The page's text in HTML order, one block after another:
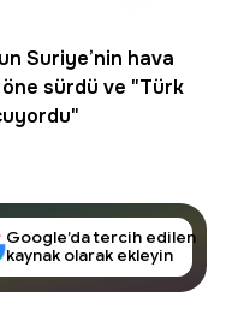
Suriye’nin hava
sürdü ve "Türk
Google’da tercih edilen
kaynak olarak ekleyin